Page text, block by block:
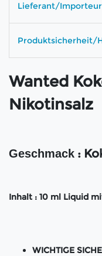
Lieferant/Importeur
Produktsicherheit/
Wanted
Nikotinsalz
Geschmack :
Inhalt : 10 ml Liquid
WICHTIGE